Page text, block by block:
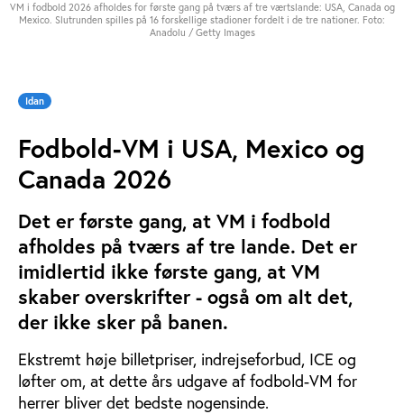
VM i fodbold 2026 afholdes for første gang på tværs af tre værtslande: USA, Canada og
Mexico. Slutrunden spilles på 16 forskellige stadioner fordelt i de tre nationer. Foto:
Anadolu / Getty Images
Idan
Fodbold-VM i USA, Mexico og
Canada 2026
Det er første gang, at VM i fodbold
afholdes på tværs af tre lande. Det er
imidlertid ikke første gang, at VM
skaber overskrifter - også om alt det,
der ikke sker på banen.
Ekstremt høje billetpriser, indrejseforbud, ICE og
løfter om, at dette års udgave af fodbold-VM for
herrer bliver det bedste nogensinde.